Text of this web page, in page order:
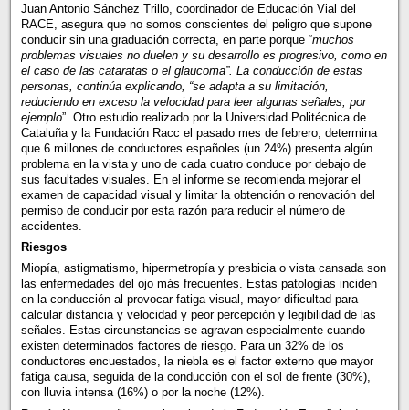
Juan Antonio Sánchez Trillo, coordinador de Educación Vial del
RACE, asegura que no somos conscientes del peligro que supone
conducir sin una graduación correcta, en parte porque “muchos
problemas visuales no duelen y su desarrollo es progresivo, como en
el caso de las cataratas o el glaucoma”. La conducción de estas
personas, continúa explicando, “se adapta a su limitación,
reduciendo en exceso la velocidad para leer algunas señales, por
ejemplo”. Otro estudio realizado por la Universidad Politécnica de
Cataluña y la Fundación Racc el pasado mes de febrero, determina
que 6 millones de conductores españoles (un 24%) presenta algún
problema en la vista y uno de cada cuatro conduce por debajo de
sus facultades visuales. En el informe se recomienda mejorar el
examen de capacidad visual y limitar la obtención o renovación del
permiso de conducir por esta razón para reducir el número de
accidentes.
Riesgos
Miopía, astigmatismo, hipermetropía y presbicia o vista cansada son
las enfermedades del ojo más frecuentes. Estas patologías inciden
en la conducción al provocar fatiga visual, mayor dificultad para
calcular distancia y velocidad y peor percepción y legibilidad de las
señales. Estas circunstancias se agravan especialmente cuando
existen determinados factores de riesgo. Para un 32% de los
conductores encuestados, la niebla es el factor externo que mayor
fatiga causa, seguida de la conducción con el sol de frente (30%),
con lluvia intensa (16%) o por la noche (12%).